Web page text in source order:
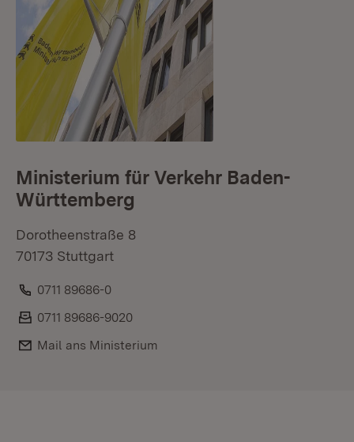
Ministerium für Verkehr Baden-
Württemberg
Dorotheenstraße 8
70173 Stuttgart
Telefon:
0711 89686-0
Fax:
0711 89686-9020
E-Mail:
Mail ans Ministerium